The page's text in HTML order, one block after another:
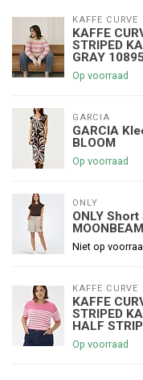
KAFFE CURVE
KAFFE
STRIPED
GRAY
Op voorraad
GARCIA
GARCIA
BLOOM
Op voorraad
ONLY
ONLY Short
MOONBEAM
Niet op
KAFFE CURVE
KAFFE
STRIPED
HALF
Op voorraad